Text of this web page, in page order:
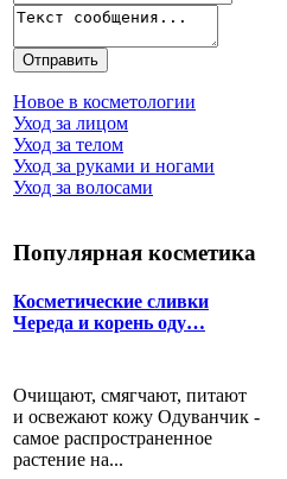
Новое в косметологии
Уход за лицом
Уход за телом
Уход за руками и ногами
Уход за волосами
Популярная косметика
Косметические сливки
Череда и корень оду…
Очищают, смягчают, питают
и освежают кожу Одуванчик -
самое распространенное
растение на...